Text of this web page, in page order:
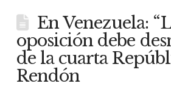
En Venezuela:
oposición debe
de la cuarta
Rendón